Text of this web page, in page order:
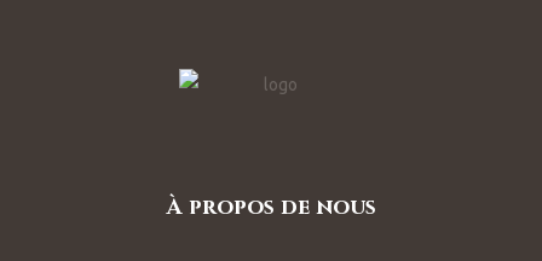
À propos de nous